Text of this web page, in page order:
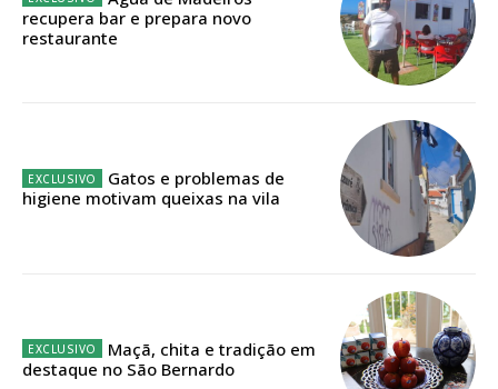
Sendo assinante terá acesso a todos os conteúdos exclusivos e versões
ASSINATURA
12 meses
recupera bar e prepara novo
restaurante
Gatos e problemas de
higiene motivam queixas na vila
Maçã, chita e tradição em
destaque no São Bernardo